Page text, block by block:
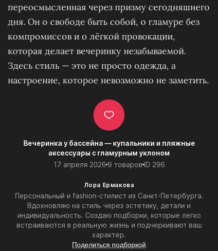
переосмысленная через призму сегодняшнего
дня. Он о свободе быть собой, о гламуре без
компромиссов и о лёгкой провокации,
которая делает вечеринку незабываемой.
Здесь стиль — это не просто одежда, а
настроение, которое невозможно не заметить.
Вечеринка у бассейна — купальники и пляжные
аксессуары с гламурным уклоном
17 апреля 2026 9 товаров ID 296
Лора Ермакова
Персональный и fashion-стилист из Санкт-Петербурга.
Вдохновляю на стиль через эстетику, детали и
индивидуальность. Создаю подборки, которые легко
встраиваются в реальную жизнь и подчеркивают ваш
характер.
Поделиться подборкой